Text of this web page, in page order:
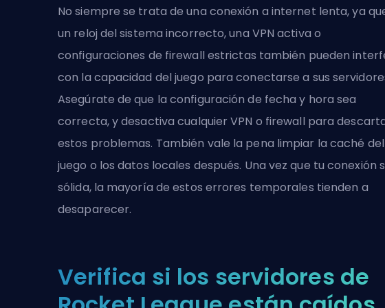
No siempre se trata de una conexión a internet lenta, ya
un reloj del sistema incorrecto, una VPN activa o
configuraciones de firewall estrictas también pueden
con la capacidad del juego para conectarse a sus
Asegúrate de que la configuración de fecha y hora sea
correcta, y desactiva cualquier VPN o firewall para
estos problemas. También vale la pena limpiar la caché del
juego o los datos locales después. Una vez que tu conexión
sólida, la mayoría de estos errores temporales tienden a
desaparecer.
Verifica si los servidores de